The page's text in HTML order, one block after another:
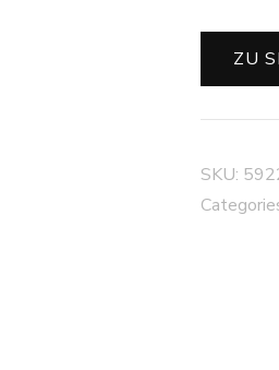
ZU
SKU: